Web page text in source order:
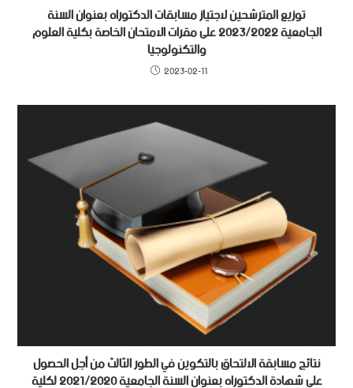
توزيع المترشحين لاجتياز مسابقات الدكتوراه بعنوان السنة
الجامعية 2023/2022 على مقرات الامتحان الخاصة بكلية العلوم
والتكنولوجيا
2023-02-11
نتائج مسابقة الالتحاق بالتكوين في الطور الثالث من أجل الحصول
على شهادة الدكتوراه بعنوان السنة الجامعية 2021/2020 لكلية